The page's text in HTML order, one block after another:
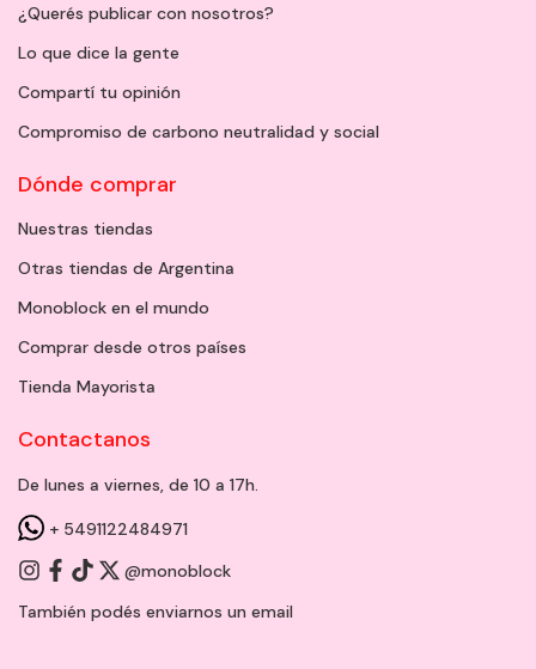
¿Querés publicar con nosotros?
Lo que dice la gente
Compartí tu opinión
Compromiso de carbono neutralidad y social
Dónde comprar
Nuestras tiendas
Otras tiendas de Argentina
Monoblock en el mundo
Comprar desde otros países
Tienda Mayorista
Contactanos
De lunes a viernes, de 10 a 17h.
+ 5491122484971
@monoblock
También podés enviarnos un email